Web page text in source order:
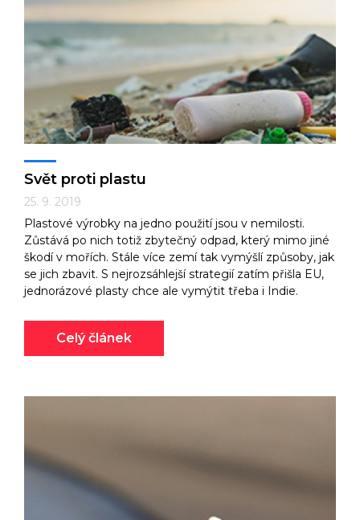
Svět proti plastu
25. 9. 2019
Plastové výrobky na jedno použití jsou v nemilosti.
Zůstává po nich totiž zbytečný odpad, který mimo jiné
škodí v mořích. Stále více zemí tak vymýšlí způsoby, jak
se jich zbavit. S nejrozsáhlejší strategií zatím přišla EU,
jednorázové plasty chce ale vymýtit třeba i Indie.
Celý článek